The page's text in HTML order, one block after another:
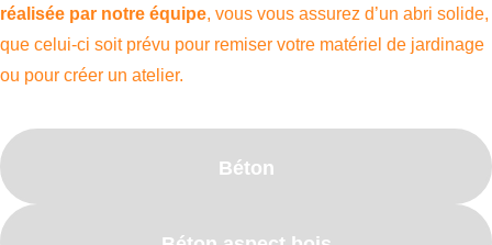
réalisée par notre équipe, vous vous assurez d’un abri solide,
que celui-ci soit prévu pour remiser votre matériel de jardinage
ou pour créer un atelier.
Béton